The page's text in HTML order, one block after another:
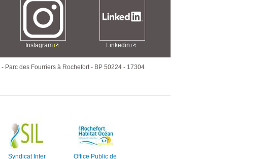
Instagram Linkedin
- Parc des Fourriers à Rochefort- BP 50224 - 17304
Syndicat Inter Office Public de